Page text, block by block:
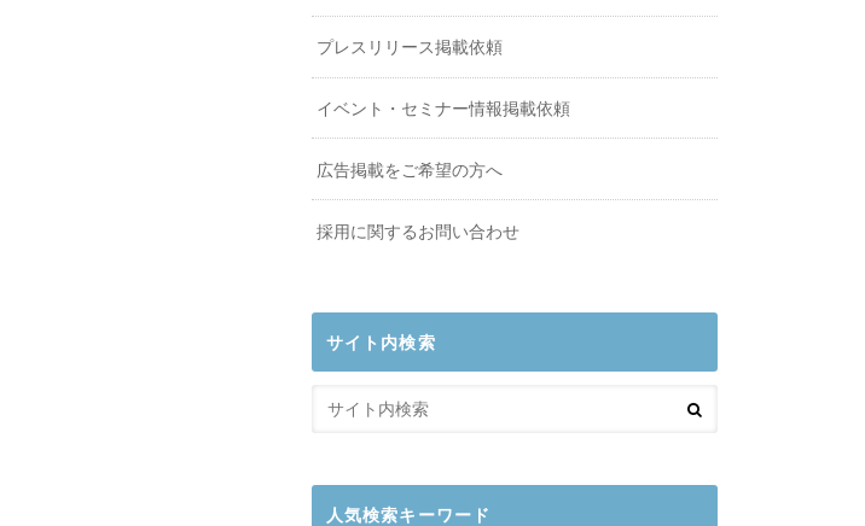
プレスリリース掲載依頼
イベント・セミナー情報掲載依頼
広告掲載をご希望の方へ
採用に関するお問い合わせ
サイト内検索
人気検索キーワード